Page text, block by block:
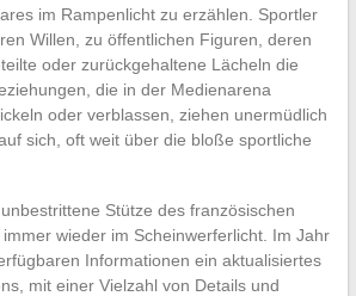
im Rampenlicht zu erzählen. Sportler
Willen, zu öffentlichen Figuren, deren
oder zurückgehaltene Lächeln die
die in der Medienarena
oder verblassen, ziehen unermüdlich
sich, oft weit über die bloße sportliche
Stütze des französischen
wieder im Scheinwerferlicht. Im Jahr
Informationen ein aktualisiertes
mit einer Vielzahl von Details und